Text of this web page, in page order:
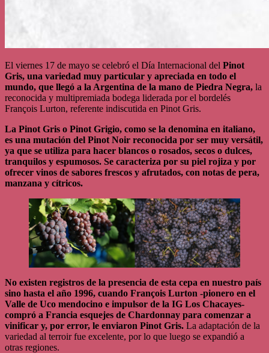
El viernes 17 de mayo se celebró el Día Internacional del Pinot
Gris, una variedad muy particular y apreciada en todo el
mundo, que llegó a la Argentina de la mano de Piedra Negra, la
reconocida y multipremiada bodega liderada por el bordelés
François Lurton, referente indiscutida en Pinot Gris.
La Pinot Gris o Pinot Grigio, como se la denomina en italiano,
es una mutación del Pinot Noir reconocida por ser muy versátil,
ya que se utiliza para hacer blancos o rosados, secos o dulces,
tranquilos y espumosos. Se caracteriza por su piel rojiza y por
ofrecer vinos de sabores frescos y afrutados, con notas de pera,
manzana y cítricos.
No existen registros de la presencia de esta cepa en nuestro país
sino hasta el año 1996, cuando François Lurton -pionero en el
Valle de Uco mendocino e impulsor de la IG Los Chacayes-
compró a Francia esquejes de Chardonnay para comenzar a
vinificar y, por error, le enviaron Pinot Gris. La adaptación de la
variedad al terroir fue excelente, por lo que luego se expandió a
otras regiones.